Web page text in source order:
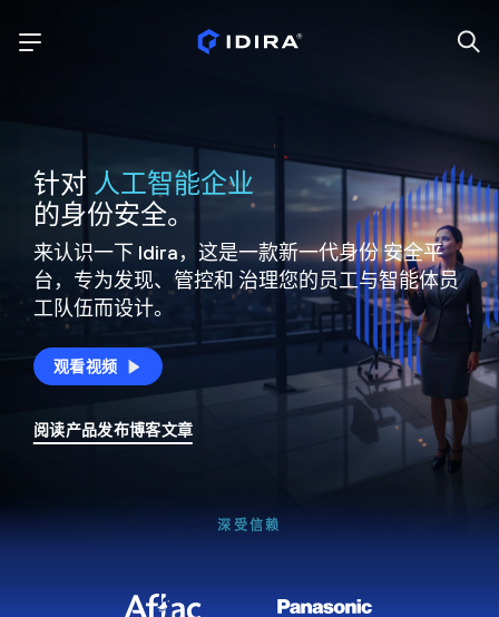
针对 人工智能企业
的身份安全。
来认识一下 Idira，这是一款新一代身份安全平
台，专为发现、管控和 治理您的员工与智能体员
工队伍而设计。
观看视频
阅读产品发布博客文章
深受信赖